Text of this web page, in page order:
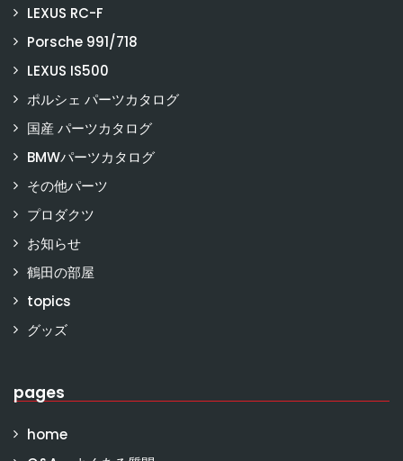
LEXUS RC-F
Porsche 991/718
LEXUS IS500
ポルシェ パーツカタログ
国産 パーツカタログ
BMWパーツカタログ
その他パーツ
プロダクツ
お知らせ
鶴田の部屋
topics
グッズ
pages
home